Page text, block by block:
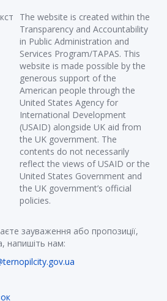
The website is created within the
Transparency and Accountability
in Public Administration and
Services Program/TAPAS. This
website is made possible by the
generous support of the
American people through the
United States Agency for
International Development
(USAID) alongside UK aid from
the UK government. The
contents do not necessarily
reflect the views of USAID or the
United States Government and
the UK government’s official
policies.
зауваження або пропозиції,
напишіть нам: